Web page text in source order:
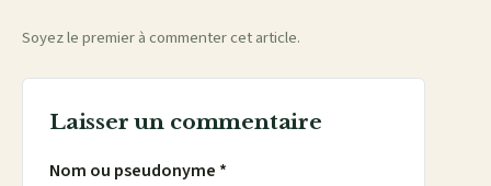
Soyez le premier à commenter cet article.
Laisser un commentaire
Nom ou pseudonyme *